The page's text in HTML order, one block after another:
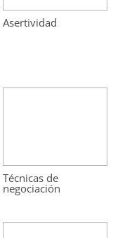
Asertividad
Técnicas de
negociación